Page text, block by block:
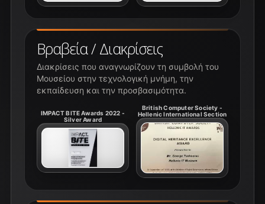
Βραβεία / Διακρίσεις
Διακρίσεις που αναγνωρίζουν τη συμβολή του
Μουσείου στην τεχνολογική μνήμη, την
εκπαίδευση και την προσβασιμότητα.
IMPACT BITE Awards 2022 -
Silver Award
British Computer Society -
Hellenic International Section